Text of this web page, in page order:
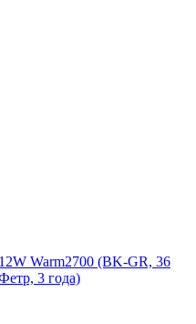
Warm2700 (BK-GR, 36
3 года)